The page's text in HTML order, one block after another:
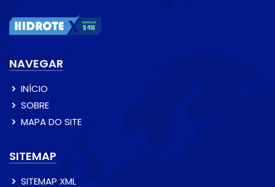
NAVEGAR
INÍCIO
SOBRE
MAPA DO SITE
SITEMAP
SITEMAP XML